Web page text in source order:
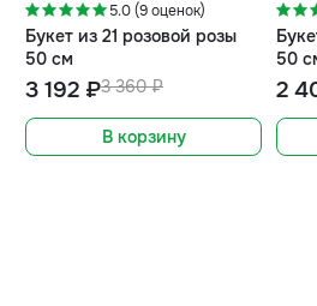
5.0 (9 оценок)
Букет из 21 розовой розы
50 см
3 360 ₽
3 192 ₽
В корзину
50
2